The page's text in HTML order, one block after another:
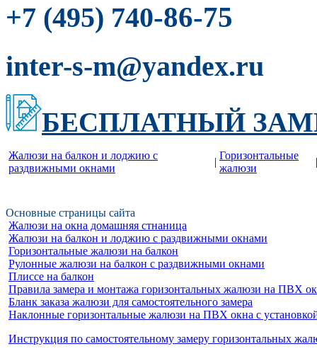
+7 (495) 740-86-75
inter-s-m@yandex.ru
БЕСПЛАТНЫЙ
Жалюзи на балкон и лоджию c
раздвижными окнами
|
Горизонтальные
жалюзи
|
Основные страницы сайта
Жалюзи на окна домашняя стнаница
Жалюзи на балкон и лоджию c раздвижными окнами
Горизонтальные жалюзи на балкон
Рулонные жалюзи на балкон с раздвижными окнами
Плиссе на балкон
Правила замера и монтажа горизонтальных жалюзи на ПВХ
Бланк заказа жалюзи для самостоятельного замера
Наклонные горизонтальные жалюзи на ПВХ окна с
Инструкция по самостоятельному замеру горизонтальных